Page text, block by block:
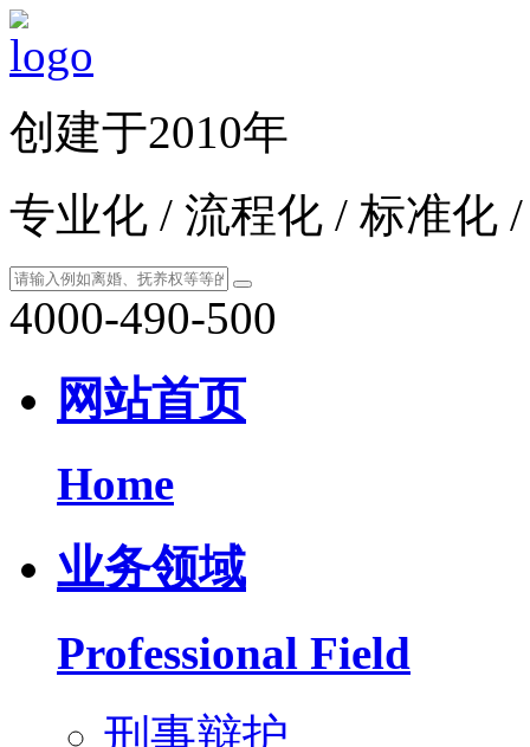
创建于2010年
专业化 / 流程化 / 标准化
4000-490-500
网站首页
Home
业务领域
Professional Field
刑事辩护